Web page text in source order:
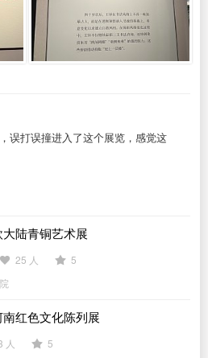
误打误撞进入了这个展览，感觉这
陆青铜艺术展
25 人
5
红色文化陈列展
人
5